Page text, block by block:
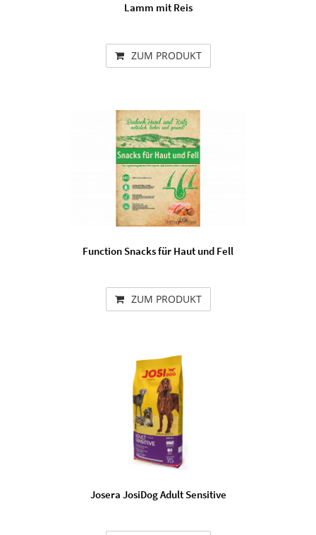
Lamm mit Reis
ZUM PRODUKT
Function Snacks für Haut und Fell
ZUM PRODUKT
Josera JosiDog Adult Sensitive